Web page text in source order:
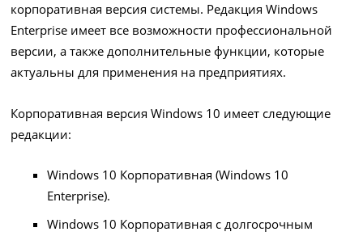
корпоративная версия системы. Редакция Windows
Enterprise имеет все возможности профессиональной
версии, а также дополнительные функции, которые
актуальны для применения на предприятиях.
Корпоративная версия Windows 10 имеет следующие
редакции:
Windows 10 Корпоративная (Windows 10
Enterprise).
Windows 10 Корпоративная с долгосрочным